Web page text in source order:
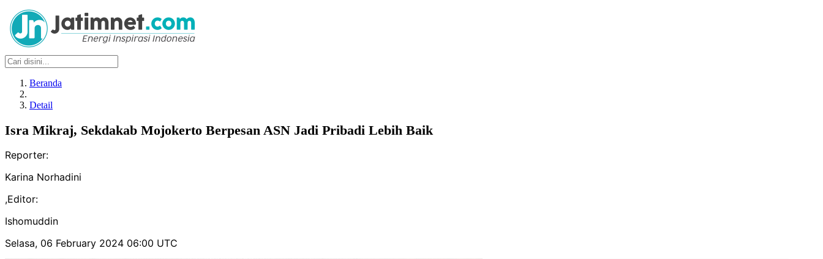
Beranda
Detail
Isra Mikraj, Sekdakab Mojokerto Berpesan ASN Jadi Pribadi Lebih Baik
Reporter:
Karina Norhadini
,Editor:
Ishomuddin
Selasa, 06 February 2024 06:00 UTC